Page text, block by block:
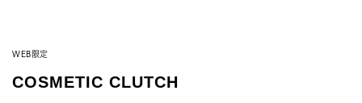
WEB限定
COSMETIC CLUTCH